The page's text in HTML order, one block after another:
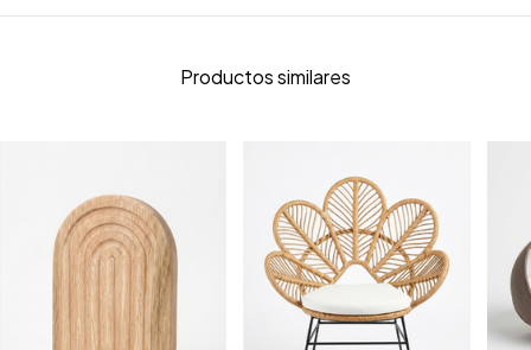
Productos similares